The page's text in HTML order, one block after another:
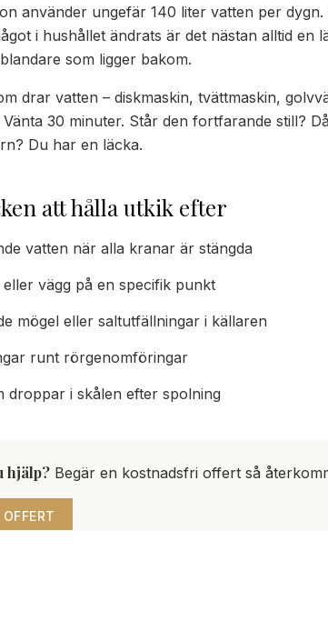
använder ungefär 140 liter vatten per
i hushållet ändrats är det nästan alltid en
som ligger bakom.
drar vatten – diskmaskin, tvättmaskin,
30 minuter. Står den fortfarande still?
Du har en läcka.
att hålla utkik efter
vatten när alla kranar är stängda
vägg på en specifik punkt
mögel eller saltutfällningar i källaren
runt rörgenomföringar
droppar i skålen efter spolning
hjälp? Begär en kostnadsfri offert så
OFFERT